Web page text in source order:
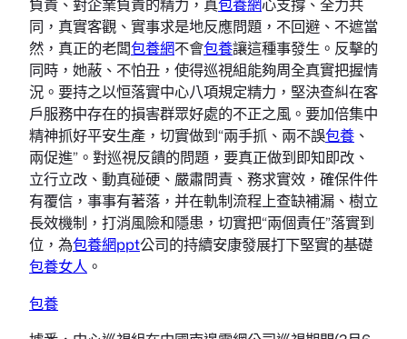
負責、對企業負責的精力，真包養網心支撐、全力共
同，真實客觀、實事求是地反應問題，不回避、不遮當
然，真正的老闆包養網不會包養讓這種事發生。反擊的
同時，她蔽、不怕丑，使得巡視組能夠周全真實把握情
況。要持之以恒落實中心八項規定精力，堅決查糾在客
戶服務中存在的損害群眾好處的不正之風。要加倍集中
精神抓好平安生產，切實做到“兩手抓、兩不誤包養 、
兩促進”。對巡視反饋的問題，要真正做到即知即改、
立行立改、動真碰硬、嚴肅問責、務求實效，確保件件
有覆信，事事有著落，并在軌制流程上查缺補漏、樹立
長效機制，打消風險和隱患，切實把“兩個責任”落實到
位，為包養網ppt公司的持續安康發展打下堅實的基礎
包養女人 。
包養